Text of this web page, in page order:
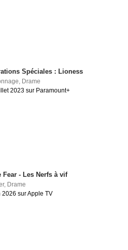
Spéciales : Lioness
, Drame
2023 sur Paramount+
Fear - Les Nerfs à vif
, Drame
2026 sur Apple TV